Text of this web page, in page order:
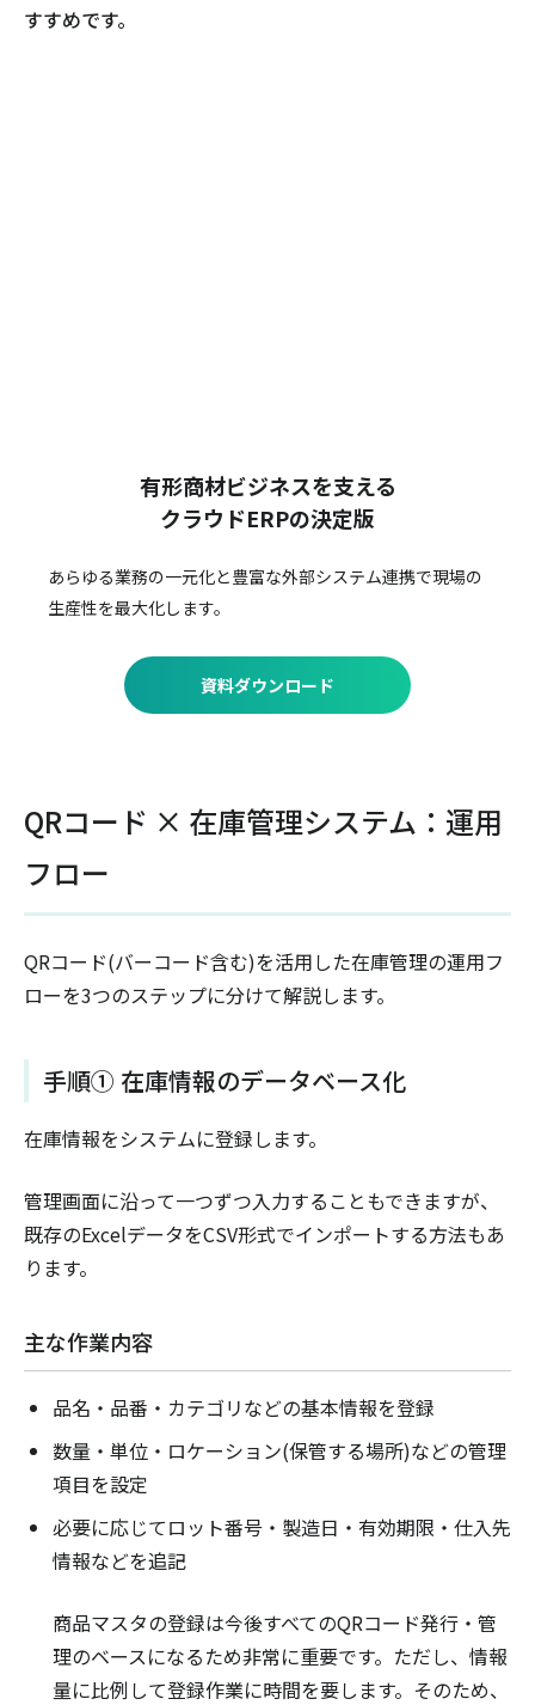
すすめです。
有形商材ビジネスを支える
クラウドERPの決定版
あらゆる業務の一元化と豊富な外部システム連携で現場の
生産性を最大化します。
資料ダウンロード
QRコード × 在庫管理システム：運用
フロー
QRコード(バーコード含む)を活用した在庫管理の運用フ
ローを3つのステップに分けて解説します。
手順① 在庫情報のデータベース化
在庫情報をシステムに登録します。
管理画面に沿って一つずつ入力することもできますが、
既存のExcelデータをCSV形式でインポートする方法もあ
ります。
主な作業内容
品名・品番・カテゴリなどの基本情報を登録
数量・単位・ロケーション(保管する場所)などの管理
項目を設定
必要に応じてロット番号・製造日・有効期限・仕入先
情報などを追記
商品マスタの登録は今後すべてのQRコード発行・管
理のベースになるため非常に重要です。ただし、情報
量に比例して登録作業に時間を要します。そのため、